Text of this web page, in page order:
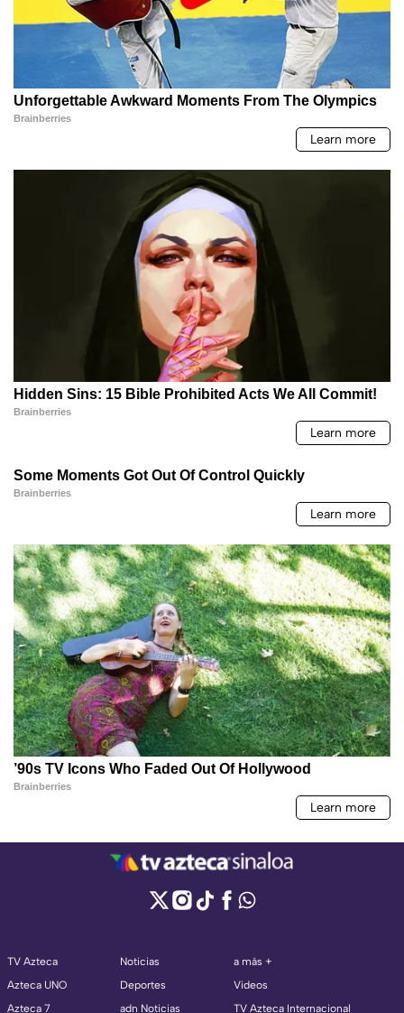
TV Azteca
Azteca UNO
Azteca 7
Noticias
Deportes
adn Noticias
a más +
Videos
TV Azteca Internacional